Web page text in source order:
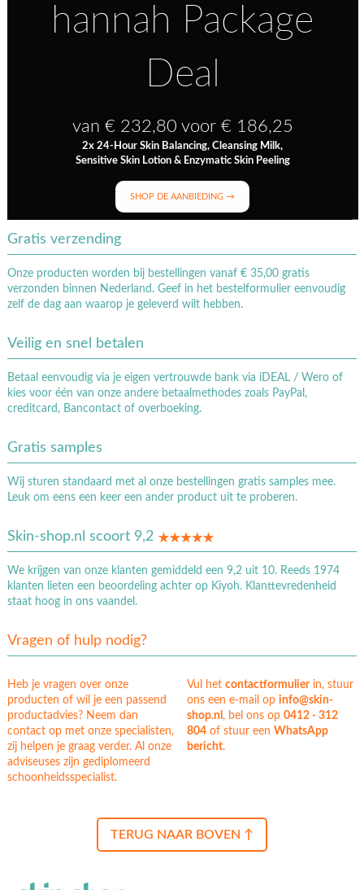
hannah Package
Deal
van € 232,80 voor € 186,25
2x 24-Hour Skin Balancing, Cleansing Milk,
Sensitive Skin Lotion & Enzymatic Skin Peeling
SHOP DE AANBIEDING →
Gratis verzending
Onze producten worden bij bestellingen vanaf € 35,00 gratis
verzonden binnen Nederland. Geef in het bestelformulier eenvoudig
zelf de dag aan waarop je geleverd wilt hebben.
Veilig en snel betalen
Betaal eenvoudig via je eigen vertrouwde bank via iDEAL / Wero of
kies voor één van onze andere betaalmethodes zoals PayPal,
creditcard, Bancontact of overboeking.
Gratis samples
Wij sturen standaard met al onze bestellingen gratis samples mee.
Leuk om eens een keer een ander product uit te proberen.
Skin-shop.nl scoort 9,2
We krijgen van onze klanten gemiddeld een 9,2 uit 10. Reeds 1974
klanten lieten een beoordeling achter op Kiyoh. Klanttevredenheid
staat hoog in ons vaandel.
Vragen of hulp nodig?
Heb je vragen over onze
producten of wil je een passend
productadvies? Neem dan
contact op met onze specialisten,
zij helpen je graag verder. Al onze
adviseuses zijn gediplomeerd
schoonheidsspecialist.
Vul hetcontactformulierin, stuur
ons een e-mail op info@skin-
shop.nl, bel ons op0412 - 312
804 of stuur eenWhatsApp
bericht.
TERUG NAAR BOVEN ↑